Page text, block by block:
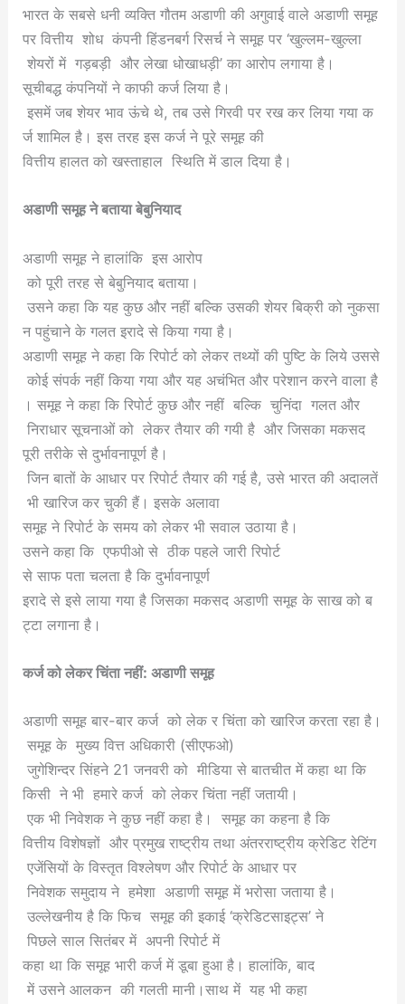
भारत के सबसे धनी व्यक्ति गौतम अडाणी की अगुवाई वाले अडाणी समूह
पर वित्तीय शोध कंपनी हिंडनबर्ग रिसर्च ने समूह पर ‘खुल्लम-खुल्ला
शेयरों में गड़बड़ी और लेखा धोखाधड़ी’ का आरोप लगाया है।
सूचीबद्ध कंपनियों ने काफी कर्ज लिया है।
इसमें जब शेयर भाव ऊंचे थे, तब उसे गिरवी पर रख कर लिया गया क
र्ज शामिल है। इस तरह इस कर्ज ने पूरे समूह की
वित्तीय हालत को खस्ताहाल स्थिति में डाल दिया है।
अडाणी समूह ने बताया बेबुनियाद
अडाणी समूह ने हालांकि इस आरोप
को पूरी तरह से बेबुनियाद बताया।
उसने कहा कि यह कुछ और नहीं बल्कि उसकी शेयर बिक्री को नुकसा
न पहुंचाने के गलत इरादे से किया गया है।
अडाणी समूह ने कहा कि रिपोर्ट को लेकर तथ्यों की पुष्टि के लिये उससे
कोई संपर्क नहीं किया गया और यह अचंभित और परेशान करने वाला है
। समूह ने कहा कि रिपोर्ट कुछ और नहीं बल्कि चुनिंदा गलत और
निराधार सूचनाओं को लेकर तैयार की गयी है और जिसका मकसद
पूरी तरीके से दुर्भावनापूर्ण है।
जिन बातों के आधार पर रिपोर्ट तैयार की गई है, उसे भारत की अदालतें
भी खारिज कर चुकी हैं। इसके अलावा
समूह ने रिपोर्ट के समय को लेकर भी सवाल उठाया है।
उसने कहा कि एफपीओ से ठीक पहले जारी रिपोर्ट
से साफ पता चलता है कि दुर्भावनापूर्ण
इरादे से इसे लाया गया है जिसका मकसद अडाणी समूह के साख को ब
ट्टा लगाना है।
कर्ज को लेकर चिंता नहीं: अडाणी समूह
अडाणी समूह बार-बार कर्ज को लेक र चिंता को खारिज करता रहा है।
समूह के मुख्य वित्त अधिकारी (सीएफओ)
जुगेशिन्दर सिंहने 21 जनवरी को मीडिया से बातचीत में कहा था कि
किसी ने भी हमारे कर्ज को लेकर चिंता नहीं जतायी।
एक भी निवेशक ने कुछ नहीं कहा है। समूह का कहना है कि
वित्तीय विशेषज्ञों और प्रमुख राष्ट्रीय तथा अंतरराष्ट्रीय क्रेडिट रेटिंग
एजेंसियों के विस्तृत विश्लेषण और रिपोर्ट के आधार पर
निवेशक समुदाय ने हमेशा अडाणी समूह में भरोसा जताया है।
उल्लेखनीय है कि फिच समूह की इकाई ‘क्रेडिटसाइट्स’ ने
पिछले साल सितंबर में अपनी रिपोर्ट में
कहा था कि समूह भारी कर्ज में डूबा हुआ है। हालांकि, बाद
में उसने आलकन की गलती मानी।साथ में यह भी कहा